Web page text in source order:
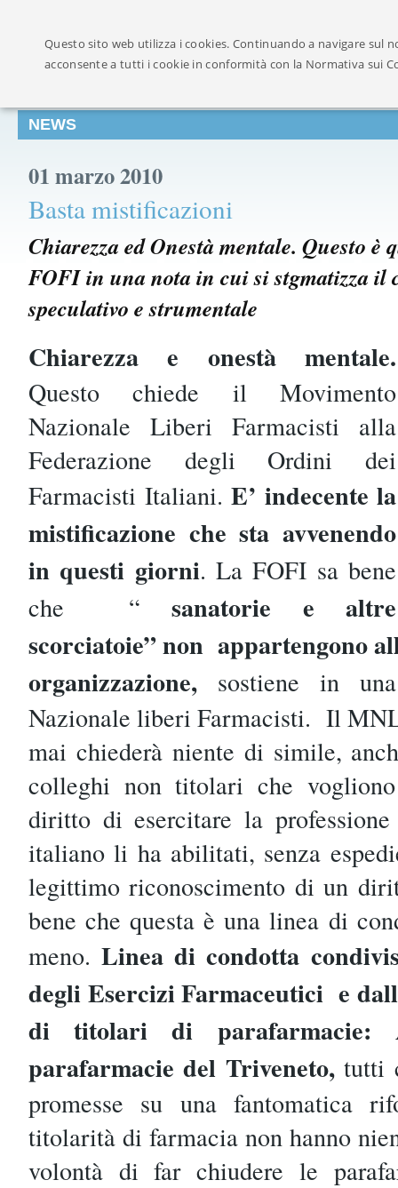
NEWS
01 marzo 2010
Basta mistificazioni
Chiarezza ed Onestà mentale. Questo è
FOFI in una nota in cui si stgmatizza il
speculativo e strumentale
Chiarezza e onestà mentale.
Questo chiede il Movimento
Nazionale Liberi Farmacisti alla
Federazione degli Ordini dei
Farmacisti Italiani. E’ indecente la
mistificazione che sta avvenendo
in questi giorni. La FOFI sa bene
che
“sanatorie e altre
scorciatoie” non appartengono
organizzazione, sostiene in
Nazionale liberi Farmacisti. Il
mai chiederà niente di simile,
colleghi non titolari che
diritto di esercitare la
italiano li ha abilitati, senza
legittimo riconoscimento di un
bene che questa è una linea di
meno.Linea di condotta
degli Esercizi Farmaceutici e
di titolari di parafarmacie:
parafarmacie del Triveneto,tutti
promesse su una fantomatica
titolarità di farmacia non hanno
volontà di far chiudere le
Questo sito web utilizza i cookies. Continuando a navigare sul
acconsente a tutti i cookie in conformità con la Normativa sui